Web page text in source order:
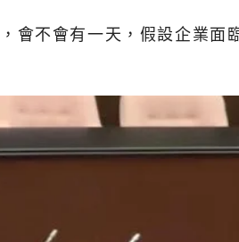
會不會有一天，假設企業面